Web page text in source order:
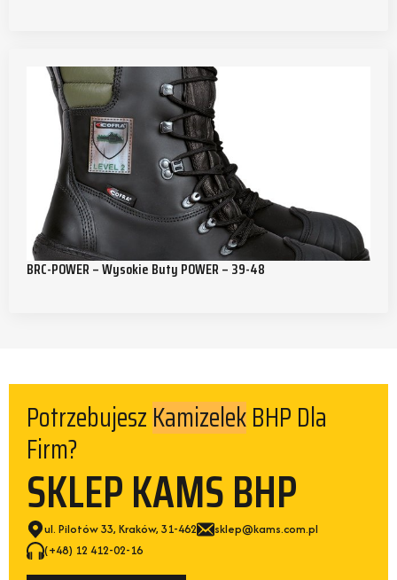
BRC-POWER – Wysokie Buty POWER – 39-48
PotrzebujeszKamizelekBHP Dla
Firm?
SKLEP KAMS BHP
ul. Pilotów 33, Kraków, 31-462
sklep@kams.com.pl
(+48) 12 412-02-16